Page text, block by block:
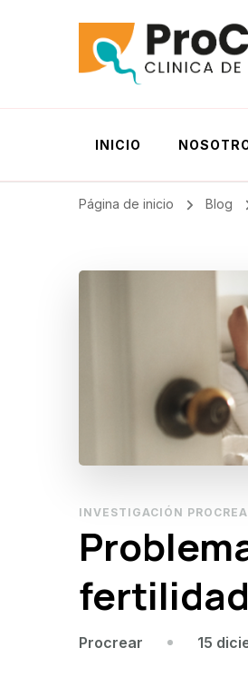
INICIO
Página de inicio Blog
INVESTIGACIÓN
fertilidad
Procrear 15